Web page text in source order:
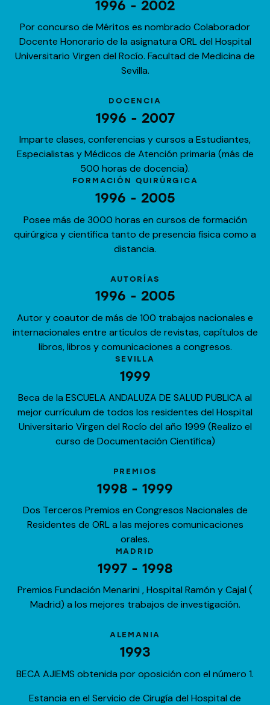
1996 - 2002
Por concurso de Méritos es nombrado Colaborador
Docente Honorario de la asignatura ORL del Hospital
Universitario Virgen del Rocío. Facultad de Medicina de
Sevilla.
DOCENCIA
1996 - 2007
Imparte clases, conferencias y cursos a Estudiantes,
Especialistas y Médicos de Atención primaria (más de
500 horas de docencia).
FORMACIÓN QUIRÚRGICA
1996 - 2005
Posee más de 3000 horas en cursos de formación
quirúrgica y científica tanto de presencia física como a
distancia.
AUTORÍAS
1996 - 2005
Autor y coautor de más de 100 trabajos nacionales e
internacionales entre artículos de revistas, capítulos de
libros, libros y comunicaciones a congresos.
SEVILLA
1999
Beca de la ESCUELA ANDALUZA DE SALUD PUBLICA al
mejor currículum de todos los residentes del Hospital
Universitario Virgen del Rocío del año 1999 (Realizo el
curso de Documentación Científica)
PREMIOS
1998 - 1999
Dos Terceros Premios en Congresos Nacionales de
Residentes de ORL a las mejores comunicaciones
orales.
MADRID
1997 - 1998
Premios Fundación Menarini , Hospital Ramón y Cajal (
Madrid) a los mejores trabajos de investigación.
ALEMANIA
1993
BECA AJIEMS obtenida por oposición con el número 1.
Estancia en el Servicio de Cirugía del Hospital de